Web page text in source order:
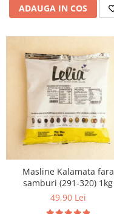
ADAUGA IN COS
Masline Kalamata fara
samburi (291-320) 1kg
49,90 Lei